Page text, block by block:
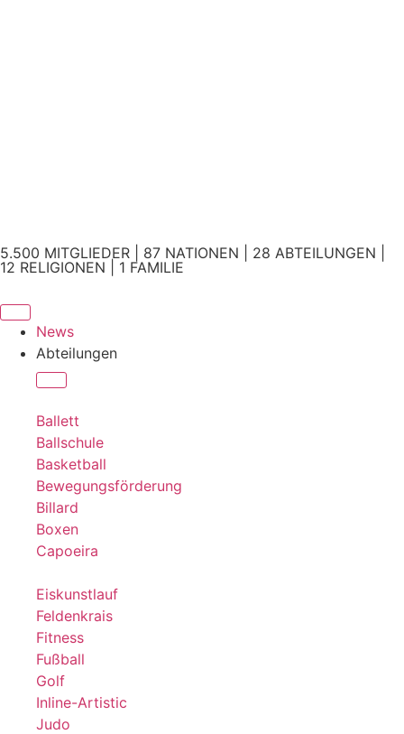
5.500 MITGLIEDER | 87 NATIONEN | 28 ABTEILUNGEN |
12 RELIGIONEN | 1 FAMILIE
News
Abteilungen
Ballett
Ballschule
Basketball
Bewegungsförderung
Billard
Boxen
Capoeira
Eiskunstlauf
Feldenkrais
Fitness
Fußball
Golf
Inline-Artistic
Judo